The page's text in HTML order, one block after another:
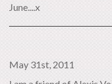
June....x
May 31st, 2011